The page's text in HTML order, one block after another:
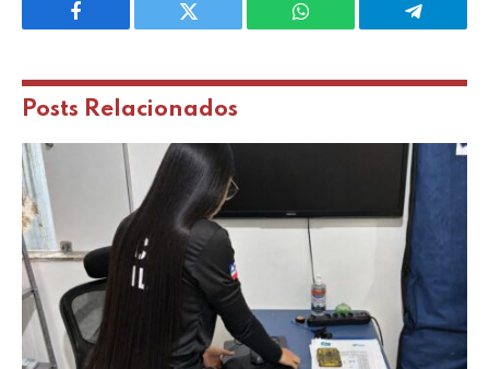
Facebook Twitter WhatsApp Telegram
Posts Relacionados